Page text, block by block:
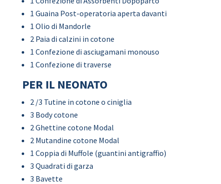
1 Guaina Post-operatoria aperta davanti
1 Olio di Mandorle
2 Paia di calzini in cotone
1 Confezione di asciugamani monouso
1 Confezione di traverse
PER IL NEONATO
2 /3 Tutine in cotone o ciniglia
3 Body cotone
2 Ghettine cotone Modal
2 Mutandine cotone Modal
1 Coppia di Muffole (guantini antigraffio)
3 Quadrati di garza
3 Bavette